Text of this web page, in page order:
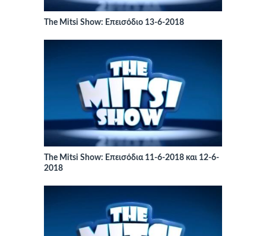
The Mitsi Show: Επεισόδιο 13-6-2018
The Mitsi Show: Επεισόδια 11-6-2018 και 12-6-
2018